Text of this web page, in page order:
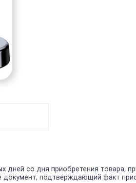
со дня приобретения товара,
документ, подтверждающий факт